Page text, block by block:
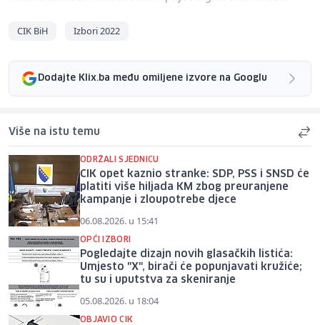
CIK BiH Izbori 2022
Dodajte Klix.ba među omiljene izvore na Googlu
Više na istu temu
ODRŽALI SJEDNICU
CIK opet kaznio stranke: SDP, PSS i SNSD će
platiti više hiljada KM zbog preuranjene
kampanje i zloupotrebe djece
06.08.2026. u 15:41
OPĆI IZBORI
Pogledajte dizajn novih glasačkih listića:
Umjesto "X", birači će popunjavati kružiće;
tu su i uputstva za skeniranje
05.08.2026. u 18:04
OBJAVIO CIK